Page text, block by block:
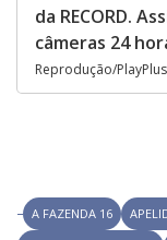
da RECORD.
câmeras 24
Reprodução/PlayPlus
A FAZENDA 16